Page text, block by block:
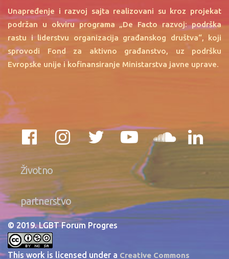
Unapređenje i razvoj sajta realizovani su kroz projekat
podržan u okviru programa „De Facto razvoj: podrška
rastu i liderstvu organizacija građanskog društva“, koji
sprovodi Fond za aktivno građanstvo, uz podršku
Evropske unije i kofinansiranje Ministarstva javne uprave.
Životno
partnerstvo
© 2019. LGBT Forum Progres
This work is licensed under a Creative Commons